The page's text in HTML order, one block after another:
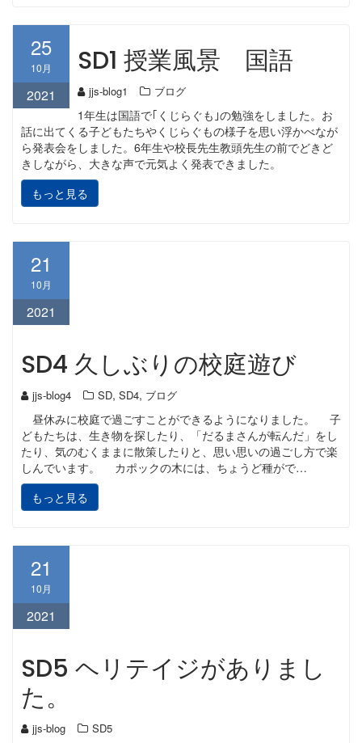
25
10月
2021
SD1 授業風景 国語
jjs-blog1 ブログ
1年生は国語で｢くじらぐも｣の勉強をしました。お
話に出てくる子どもたちやくじらぐもの様子を思い浮かべなが
ら発表会をしました。6年生や校長先生教頭先生の前でどきど
きしながら、大きな声で元気よく発表できました。
もっと見る
21
10月
2021
SD4 久しぶりの校庭遊び
jjs-blog4 SD, SD4, ブログ
昼休みに校庭で過ごすことができるようになりました。 子
どもたちは、生き物を探したり、「だるまさんが転んだ」をし
たり、気のむくままに散策したりと、思い思いの過ごし方で楽
しんでいます。 カポックの木には、ちょうど種がで…
もっと見る
21
10月
2021
SD5 ヘリテイジがありまし
た。
jjs-blog SD5